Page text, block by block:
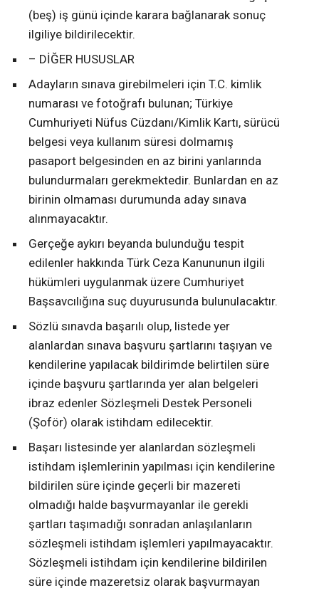
(beş) iş günü içinde karara bağlanarak sonuç
ilgiliye bildirilecektir.
– DİĞER HUSUSLAR
Adayların sınava girebilmeleri için T.C. kimlik
numarası ve fotoğrafı bulunan; Türkiye
Cumhuriyeti Nüfus Cüzdanı/Kimlik Kartı, sürücü
belgesi veya kullanım süresi dolmamış
pasaport belgesinden en az birini yanlarında
bulundurmaları gerekmektedir. Bunlardan en az
birinin olmaması durumunda aday sınava
alınmayacaktır.
Gerçeğe aykırı beyanda bulunduğu tespit
edilenler hakkında Türk Ceza Kanununun ilgili
hükümleri uygulanmak üzere Cumhuriyet
Başsavcılığına suç duyurusunda bulunulacaktır.
Sözlü sınavda başarılı olup, listede yer
alanlardan sınava başvuru şartlarını taşıyan ve
kendilerine yapılacak bildirimde belirtilen süre
içinde başvuru şartlarında yer alan belgeleri
ibraz edenler Sözleşmeli Destek Personeli
(Şoför) olarak istihdam edilecektir.
Başarı listesinde yer alanlardan sözleşmeli
istihdam işlemlerinin yapılması için kendilerine
bildirilen süre içinde geçerli bir mazereti
olmadığı halde başvurmayanlar ile gerekli
şartları taşımadığı sonradan anlaşılanların
sözleşmeli istihdam işlemleri yapılmayacaktır.
Sözleşmeli istihdam için kendilerine bildirilen
süre içinde mazeretsiz olarak başvurmayan